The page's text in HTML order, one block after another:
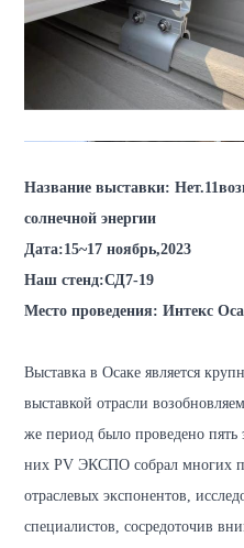
Название выставки: Нет.11
солнечной энергии
Дата:15~17 ноябрь,2023
Наш стенд:СД7-19
Место проведения: Интекс
Выставка в Осаке является
выставкой отрасли
же период было проведено пять
них PV ЭКСПО собрал многих
отраслевых экспонентов,
специалистов, сосредоточив